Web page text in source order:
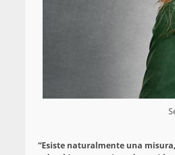
“Esiste naturalmente una